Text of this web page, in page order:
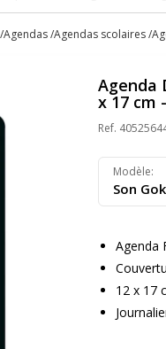
Agendas Agendas scolaires
Agenda
x 17 cm
Ref.
Modèle:
Son
Agenda
12 x 17